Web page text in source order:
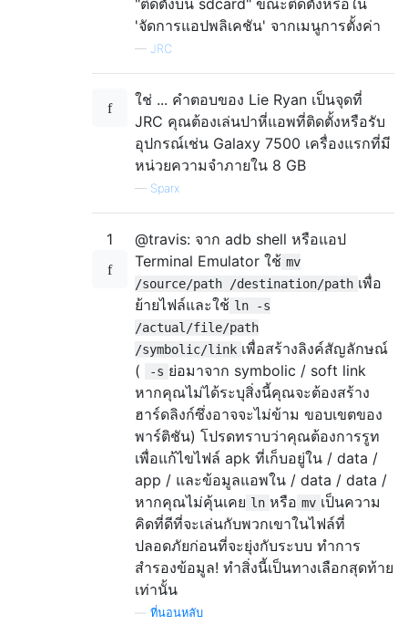
'จัดการแอปพลิเคชัน' จากเมนูการตั้งค่า
— JRC
ใช่ ... คำตอบของ Lie Ryan เป็นจุดที่
JRC คุณต้องเล่นปาหี่แอพที่ติดตั้งหรือรับ
อุปกรณ์เช่น Galaxy 7500 เครื่องแรกที่มี
หน่วยความจำภายใน 8 GB
— Sparx
1
@travis: จาก adb shell หรือแอป
Terminal Emulator ใช้ mv
/source/path /destination/path เพื่อ
ย้ายไฟล์และใช้ ln -s
/actual/file/path
/symbolic/link เพื่อสร้างลิงค์สัญลักษณ์
(
-s ย่อมาจาก symbolic / soft link
หากคุณไม่ได้ระบุสิ่งนี้คุณจะต้องสร้าง
ฮาร์ดลิงก์ซึ่งอาจจะไม่ข้าม ขอบเขตของ
พาร์ติชัน) โปรดทราบว่าคุณต้องการรูท
เพื่อแก้ไขไฟล์ apk ที่เก็บอยู่ใน / data /
app / และข้อมูลแอพใน / data / data /
หากคุณไม่คุ้นเคย ln หรือ mv เป็นความ
คิดที่ดีที่จะเล่นกับพวกเขาในไฟล์ที่
ปลอดภัยก่อนที่จะยุ่งกับระบบ ทำการ
สำรองข้อมูล! ทำสิ่งนี้เป็นทางเลือกสุดท้าย
เท่านั้น
ที่นอนหลับ